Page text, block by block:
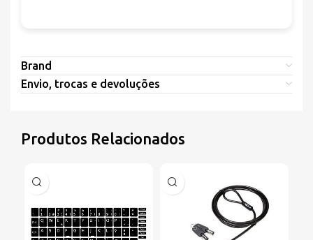
Brand
Envio, trocas e devoluções
Produtos Relacionados